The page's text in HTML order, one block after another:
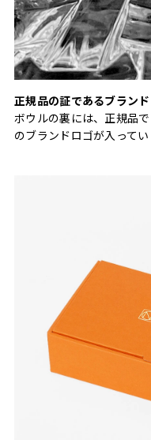
正規品の証であるブラン
ボウルの裏には、正規品
のブランドロゴが入ってい